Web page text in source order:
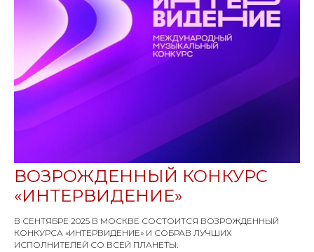
ВОЗРОЖДЕННЫЙ КОНКУРС
«ИНТЕРВИДЕНИЕ»
В СЕНТЯБРЕ 2025 В МОСКВЕ СОСТОИТСЯ ВОЗРОЖДЕННЫЙ
КОНКУРСА «ИНТЕРВИДЕНИЕ» И СОБРАВ ЛУЧШИХ
ИСПОЛНИТЕЛЕЙ СО ВСЕЙ ПЛАНЕТЫ.